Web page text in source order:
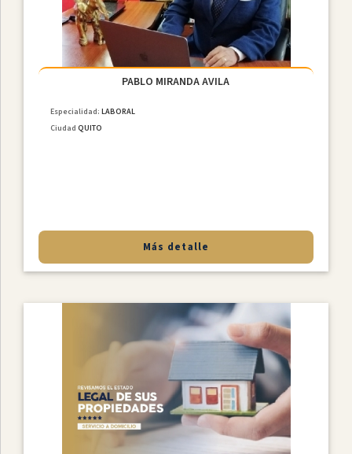
PABLO MIRANDA AVILA
Especialidad:LABORAL
Ciudad QUITO
Más detalle